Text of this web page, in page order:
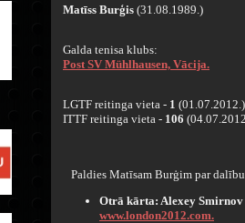
Matīss Burģis (31.08.1989.)
Galda tenisa klubs:
Post SV Mühlhausen, Vācija.
LGTF reitinga vieta - 1 (01.07.2012.)
ITTF reitinga vieta - 106
Paldies Matīsam Burģim par
Otrā kārta: Alexey Smirnov
www.london2012.com.